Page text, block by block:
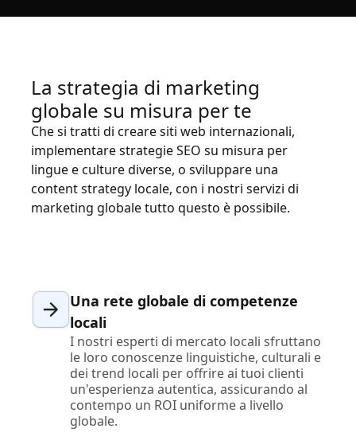
La strategia di marketing
globale su misura per te
Che si tratti di creare siti web internazionali,
implementare strategie SEO su misura per
lingue e culture diverse, o sviluppare una
content strategy locale, con i nostri servizi di
marketing globale tutto questo è possibile.
Una rete globale di competenze
locali
I nostri esperti di mercato locali sfruttano
le loro conoscenze linguistiche, culturali e
dei trend locali per offrire ai tuoi clienti
un'esperienza autentica, assicurando al
contempo un ROI uniforme a livello
globale.